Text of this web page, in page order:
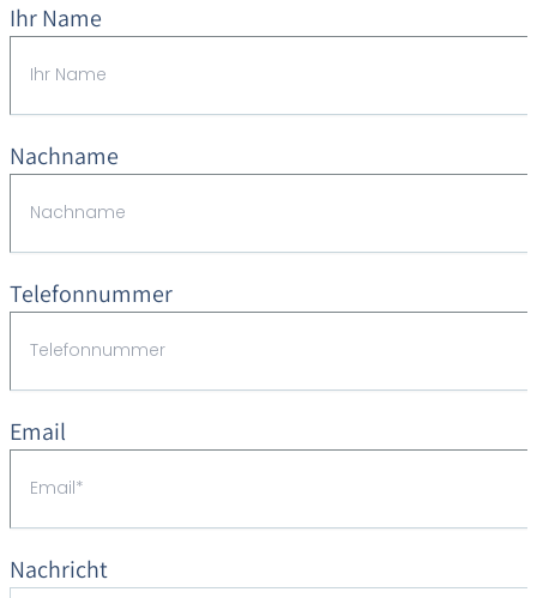
Ihr Name
Nachname
Telefonnummer
Email
Nachricht